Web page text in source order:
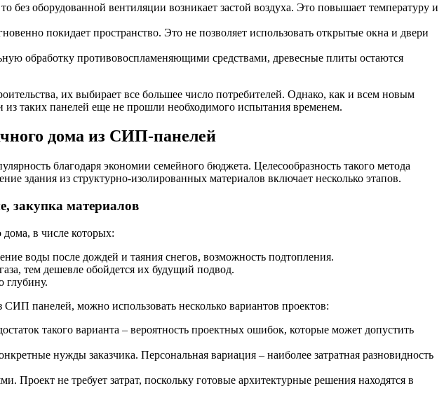
оборудованной вентиляции возникает застой воздуха. Это повышает температуру и
покидает пространство. Это не позволяет использовать открытые окна и двери
обработку противовоспламеняющими средствами, древесные плиты остаются
их выбирает все большее число потребителей. Однако, как и всем новым
из таких панелей еще не прошли необходимого испытания временем.
дома из СИП-панелей
благодаря экономии семейного бюджета. Целесообразность такого метода
здания из структурно-изолированных материалов включает несколько этапов.
закупка материалов
дома, в числе которых:
воды после дождей и таяния снегов, возможность подтопления.
тем дешевле обойдется их будущий подвод.
глубину.
панелей, можно использовать несколько вариантов проектов:
такого варианта – вероятность проектных ошибок, которые может допустить
нужды заказчика. Персональная вариация – наиболее затратная разновидность
не требует затрат, поскольку готовые архитектурные решения находятся в